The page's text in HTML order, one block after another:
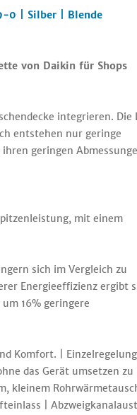
0 | Silber | Blende
von Daikin für Shops
integrieren. Die
entstehen nur geringe
geringen
mit einem
sich im Vergleich zu
Energieeffizienz ergibt
16% geringere
Komfort. |
das Gerät umsetzen zu
kleinem
|